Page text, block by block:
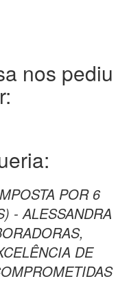
nos pediu
POR 6
- ALESSANDRA
DE